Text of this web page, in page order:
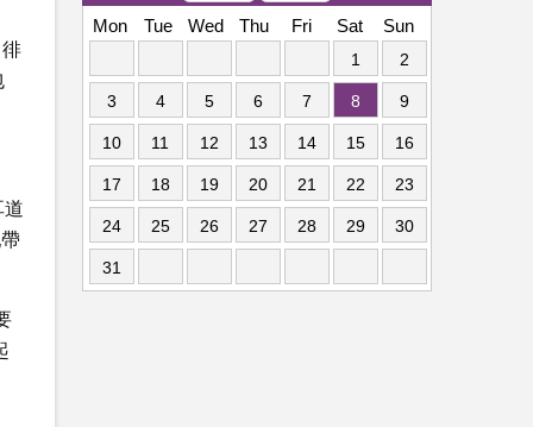
道
Mon
Tue Wed Thu Fri Sat Sun
1 2
3 4 5 6 7 8 9
10 11 12 13 14 15 16
17 18 19 20 21 22 23
24 25 26 27 28 29 30
31